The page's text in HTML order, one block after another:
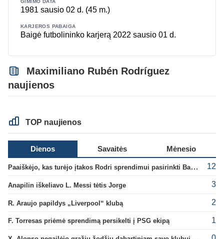
GIMIMO DATA
1981 sausio 02 d. (45 m.)
KARJEROS PABAIGA
Baigė futbolininko karjerą 2022 sausio 01 d.
Maximiliano Rubén Rodríguez
naujienos
TOP naujienos
Dienos Savaitės Mėnesio
Paaiškėjo, kas turėjo įtakos Rodri sprendimui pasirinkti Barselonos pusę 12
Anapilin iškeliavo L. Messi tėtis Jorge 3
R. Araujo papildys „Liverpool“ klubą 2
F. Torresas priėmė sprendimą persikelti į PSG ekipą 1